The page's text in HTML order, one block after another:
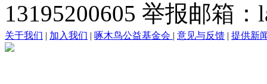
13195200605 举报邮箱
关于我们 | 加入我们 | 啄木鸟公益基金会 | 意见与反馈 | 提供新